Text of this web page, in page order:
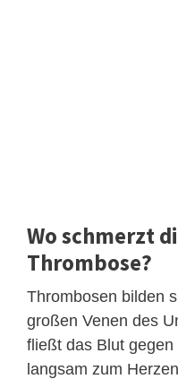
Wo schmerzt
Thrombose?
Thrombosen bilden
großen Venen des
fließt das Blut
langsam zum